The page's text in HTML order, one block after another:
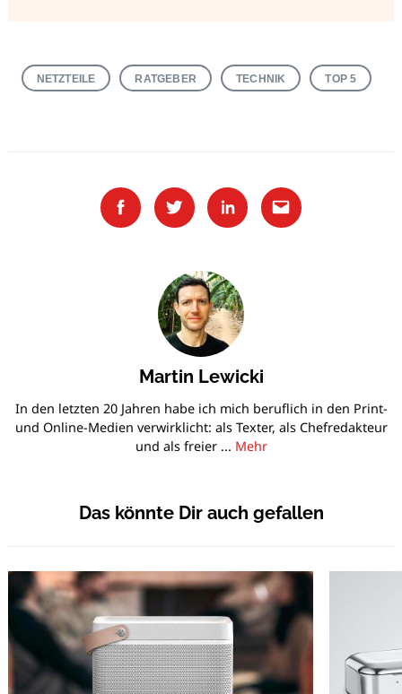
NETZTEILE RATGEBER TECHNIK TOP 5
FacebookTwitterLinkedinEmail
Martin Lewicki
In den letzten 20 Jahren habe ich mich beruflich in den Print-
und Online-Medien verwirklicht: als Texter, als Chefredakteur
und als freier ... Mehr
Das könnte Dir auch gefallen